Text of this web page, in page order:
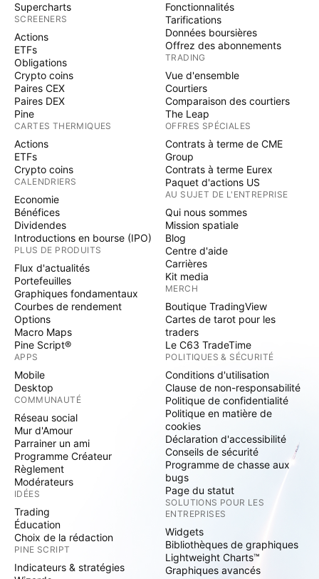
Supercharts
SCREENERS
Actions
ETFs
Obligations
Crypto coins
Paires CEX
Paires DEX
Pine
CARTES THERMIQUES
Actions
ETFs
Crypto coins
CALENDRIERS
Economie
Bénéfices
Dividendes
Introductions en bourse (IPO)
PLUS DE PRODUITS
Flux d'actualités
Portefeuilles
Graphiques fondamentaux
Courbes de rendement
Options
Macro Maps
Pine Script®
APPS
Mobile
Desktop
COMMUNAUTÉ
Réseau social
Mur d'Amour
Parrainer un ami
Programme Créateur
Règlement
Modérateurs
IDÉES
Trading
Éducation
Choix de la rédaction
PINE SCRIPT
Indicateurs & stratégies
Fonctionnalités
Tarifications
Données boursières
Offrez des abonnements
TRADING
Vue d'ensemble
Courtiers
Comparaison des courtiers
The Leap
OFFRES SPÉCIALES
Contrats à terme de CME
Group
Contrats à terme Eurex
Paquet d'actions US
AU SUJET DE L'ENTREPRISE
Qui nous sommes
Mission spatiale
Blog
Centre d'aide
Carrières
Kit media
MERCH
Boutique TradingView
Cartes de tarot pour les
traders
Le C63 TradeTime
POLITIQUES & SÉCURITÉ
Conditions d'utilisation
Clause de non-responsabilité
Politique de confidentialité
Politique en matière de
cookies
Déclaration d'accessibilité
Conseils de sécurité
Programme de chasse aux
bugs
Page du statut
SOLUTIONS POUR LES
ENTREPRISES
Widgets
Bibliothèques de graphiques
Lightweight Charts™
Graphiques avancés